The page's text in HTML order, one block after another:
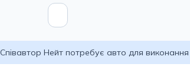
Співавтор Нейт потребує авто для